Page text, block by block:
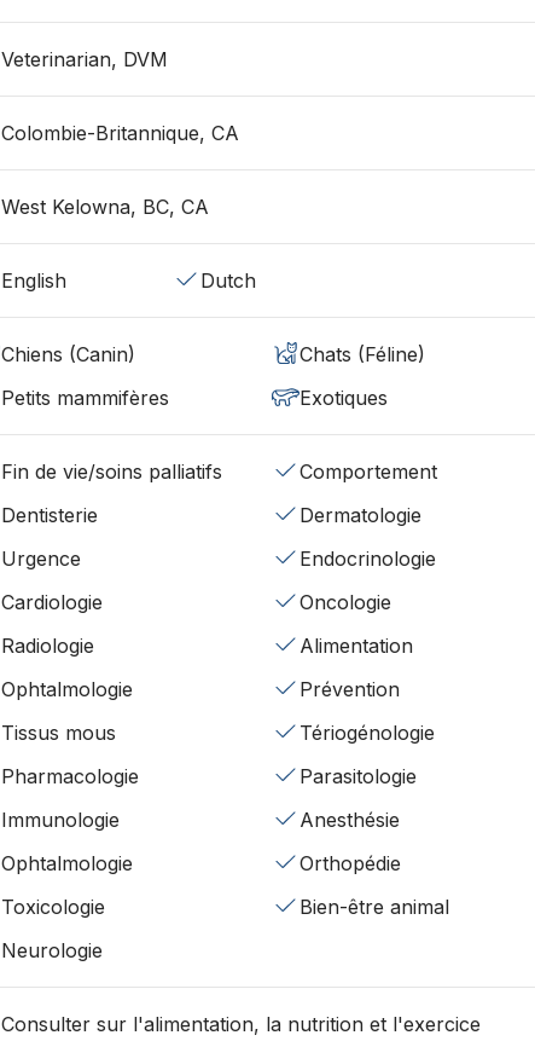
Veterinarian, DVM
Colombie-Britannique, CA
West Kelowna, BC, CA
English Dutch
Chiens (Canin)
Chats (Féline)
Petits mammifères
Exotiques
Fin de vie/soins palliatifs
Comportement
Dentisterie
Dermatologie
Urgence
Endocrinologie
Cardiologie
Oncologie
Radiologie
Alimentation
Ophtalmologie
Prévention
Tissus mous
Tériogénologie
Pharmacologie
Parasitologie
Immunologie
Anesthésie
Ophtalmologie
Orthopédie
Toxicologie
Bien-être animal
Neurologie
Consulter sur l'alimentation, la nutrition et l'exercice